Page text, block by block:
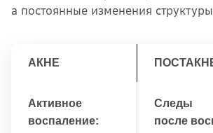
а постоянные изменения
АКНЕ
Активное
воспаление:
Следы
после